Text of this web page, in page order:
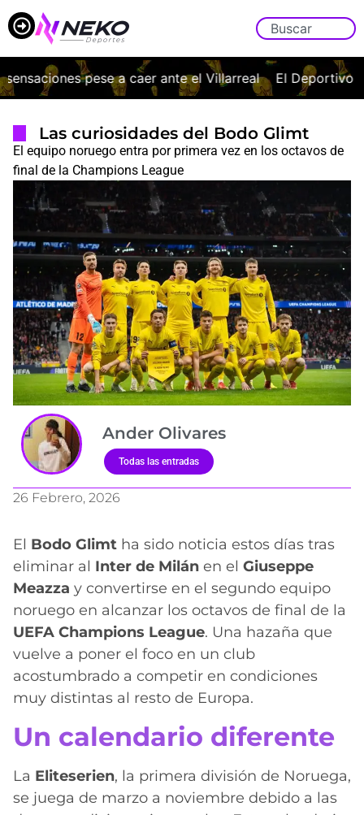
pese a caer ante el Villarreal El Deportivo
Las curiosidades del Bodo Glimt
El equipo noruego entra por primera vez en los octavos de
final de la Champions League
Ander Olivares
Todas las entradas
26 Febrero, 2026
El Bodo Glimt ha sido noticia estos días tras
eliminar al Inter de Milán en el Giuseppe
Meazza y convertirse en el segundo equipo
noruego en alcanzar los octavos de final de la
UEFA Champions League. Una hazaña que
vuelve a poner el foco en un club
acostumbrado a competir en condiciones
muy distintas al resto de Europa.
Un calendario diferente
La Eliteserien, la primera división de Noruega,
se juega de marzo a noviembre debido a las